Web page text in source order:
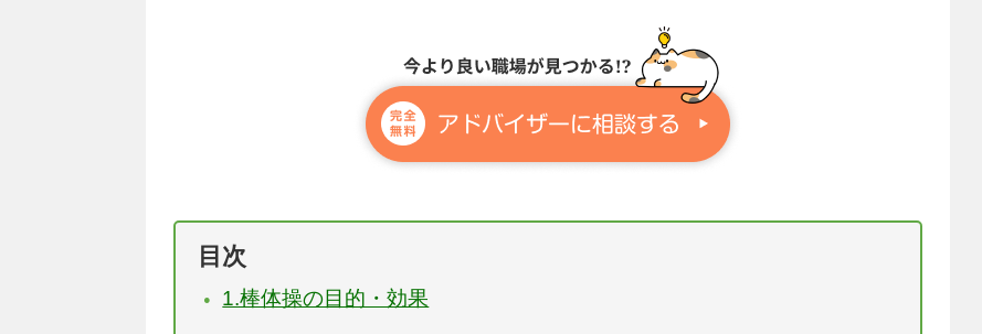
目次
1.棒体操の目的・効果